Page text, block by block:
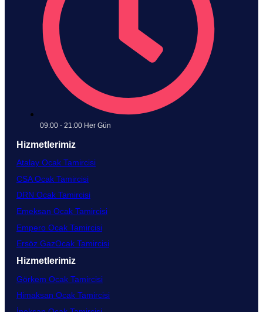
09:00 - 21:00 Her Gün​
Hizmetlerimiz
Atalay Ocak Tamircisi
CSA Ocak Tamircisi
DRN Ocak Tamircisi​
Emeksan Ocak Tamircisi​
Empero Ocak Tamircisi​
Ersöz GazOcak Tamircisi​
Hizmetlerimiz
Görkem Ocak Tamircisi
Himaksan Ocak Tamircisi